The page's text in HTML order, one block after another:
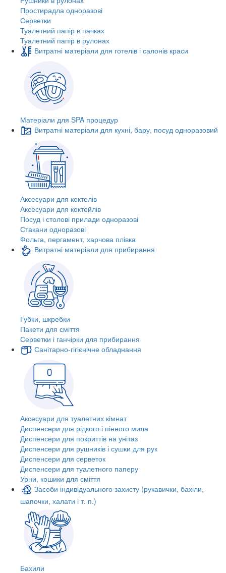
Простирадла одноразові
Серветки
Туалетний папір в пачках
Туалетний папір в рулонах
Витратні матеріали для готелів і салонів краси
Матеріали для SPA процедур
Витратні матеріали для кухні, бару, посуд одноразовий
Аксесуари для коктелів
Аксесуари для коктейлів
Посуд і столові прилади одноразові
Стакани одноразові
Фольга, пергамент, харчова плівка
Витратні матеріали для прибирання
Губки, шкребки
Пакети для сміття
Серветки і ганчірки для прибирання
Санітарно-гігієнічне обладнання
Аксесуари для туалетних кімнат
Диспенсери для рідкого і пінного мила
Диспенсери для покриттів на унітаз
Диспенсери для рушників і сушки для рук
Диспенсери для серветок
Диспенсери для туалетного паперу
Урни, кошики для сміття
Засоби індивідуального захисту (рукавички, бахіли,
шапочки, халати і т. п.)
Бахили